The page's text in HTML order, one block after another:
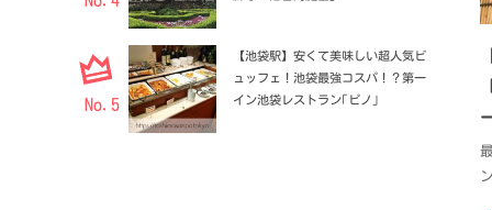
No.5
【池袋駅】安くて美味しい超人気ビ
ュッフェ！池袋最強コスパ！？第一
イン池袋レストラン｢ピノ｣